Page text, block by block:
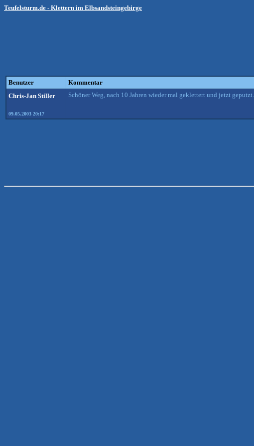
Teufelsturm.de - Klettern im Elbsandsteingebirge
Benutzer Kommentar
Chris-Jan Stiller
09.05.2003 20:17
Schöner Weg, nach 10 Jahren wieder mal geklettert und jetzt geputzt.